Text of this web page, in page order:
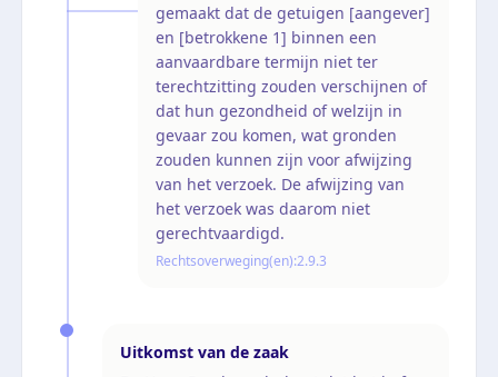
gemaakt dat de getuigen [aangever]
en [betrokkene 1] binnen een
aanvaardbare termijn niet ter
terechtzitting zouden verschijnen of
dat hun gezondheid of welzijn in
gevaar zou komen, wat gronden
zouden kunnen zijn voor afwijzing
van het verzoek. De afwijzing van
het verzoek was daarom niet
gerechtvaardigd.
Rechtsoverweging(en):2.9.3
Uitkomst van de zaak